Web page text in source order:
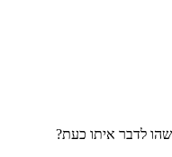
לדבר איתו כעת?